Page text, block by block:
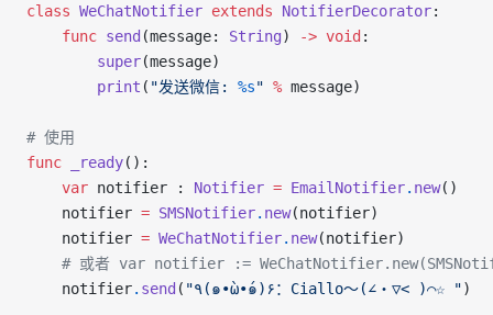
class WeChatNotifier extends NotifierDecorator:
    func
send (message: String) -> void :
        super
(message)
        print
( "发送微信: %s" % message)
# 使用
func _ready():
    var
notifier : Notifier = EmailNotifier. new()
    notifier
= SMSNotifier. new(notifier)
    notifier
= WeChatNotifier. new(notifier)
# 或者 var notifier :=
    notifier
. send ( "٩(๑•̀ω•́๑)۶：Ciallo～(∠・▽< )⌒☆ ")